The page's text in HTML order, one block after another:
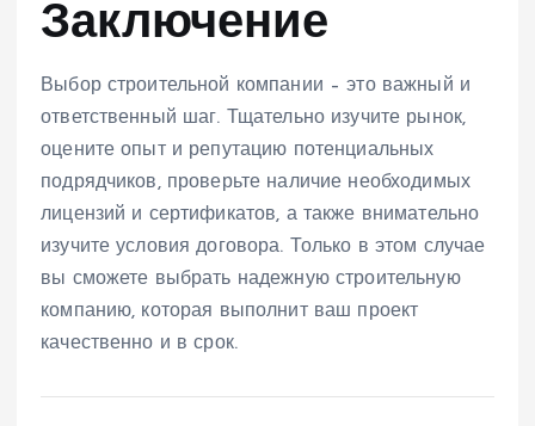
Заключение
Выбор строительной компании – это важный и
ответственный шаг. Тщательно изучите рынок,
оцените опыт и репутацию потенциальных
подрядчиков, проверьте наличие необходимых
лицензий и сертификатов, а также внимательно
изучите условия договора. Только в этом случае
вы сможете выбрать надежную строительную
компанию, которая выполнит ваш проект
качественно и в срок.